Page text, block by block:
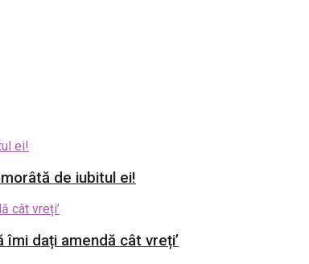
de iubitul ei!
dați amendă cât vreți’